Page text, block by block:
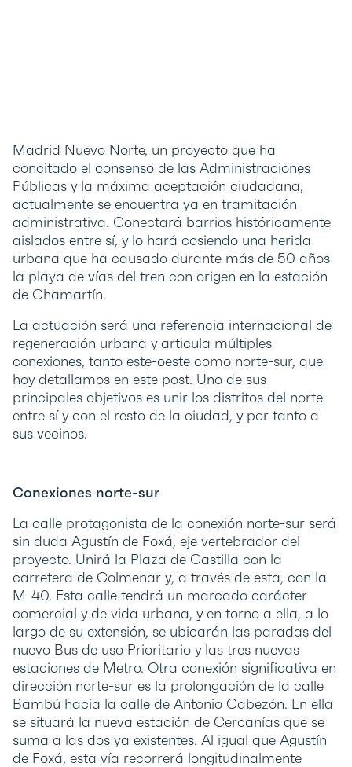
Madrid Nuevo Norte, un proyecto que ha
concitado el consenso de las Administraciones
Públicas y la máxima aceptación ciudadana,
actualmente se encuentra ya en tramitación
administrativa. Conectará barrios históricamente
aislados entre sí, y lo hará cosiendo una herida
urbana que ha causado durante más de 50 años
la playa de vías del tren con origen en la estación
de Chamartín.
La actuación será una referencia internacional de
regeneración urbana y articula múltiples
conexiones, tanto este-oeste como norte-sur, que
hoy detallamos en este post. Uno de sus
principales objetivos es unir los distritos del norte
entre sí y con el resto de la ciudad, y por tanto a
sus vecinos.
Conexiones norte-sur
La calle protagonista de la conexión norte-sur será
sin duda Agustín de Foxá, eje vertebrador del
proyecto. Unirá la Plaza de Castilla con la
carretera de Colmenar y, a través de esta, con la
M-40. Esta calle tendrá un marcado carácter
comercial y de vida urbana, y en torno a ella, a lo
largo de su extensión, se ubicarán las paradas del
nuevo Bus de uso Prioritario y las tres nuevas
estaciones de Metro. Otra conexión significativa en
dirección norte-sur es la prolongación de la calle
Bambú hacia la calle de Antonio Cabezón. En ella
se situará la nueva estación de Cercanías que se
suma a las dos ya existentes. Al igual que Agustín
de Foxá, esta vía recorrerá longitudinalmente